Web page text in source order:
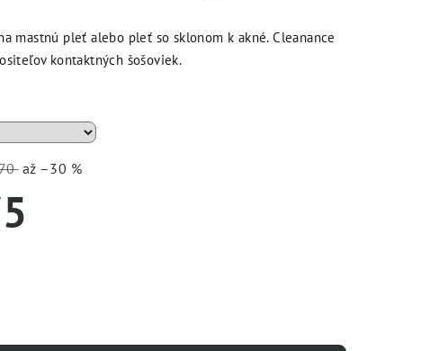
mastnú pleť alebo pleť so sklonom k akné. Cleanance
kontaktných šošoviek.
až –30 %